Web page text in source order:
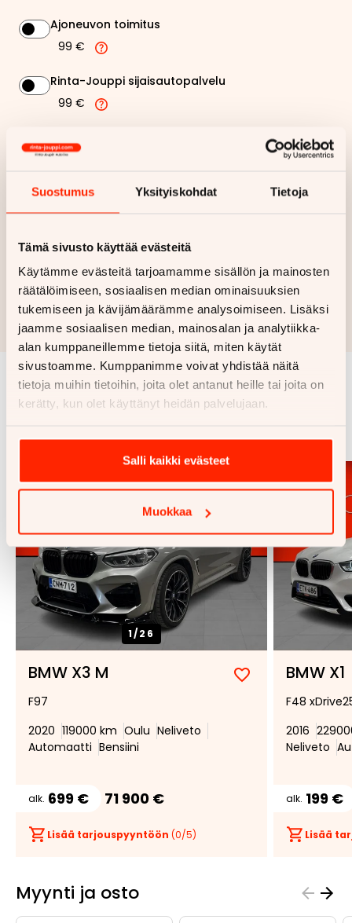
Suostumus Yksityiskohdat Tietoja
Tämä sivusto käyttää evästeitä
Käytämme evästeitä tarjoamamme sisällön ja mainosten
räätälöimiseen, sosiaalisen median ominaisuuksien
tukemiseen ja kävijämäärämme analysoimiseen. Lisäksi
jaamme sosiaalisen median, mainosalan ja analytiikka-
alan kumppaneillemme tietoja siitä, miten käytät
sivustoamme. Kumppanimme voivat yhdistää näitä
tietoja muihin tietoihin, joita olet antanut heille tai joita on
kerätty, kun olet käyttänyt heidän palvelujaan.
Salli kaikki evästeet
Muokkaa
Ajoneuvon toimitus
99 €
Rinta-Jouppi sijaisautopalvelu
99 €
204,40 €
Näytähintaerittely
Hae rahoitustarjous
Rahoituslaskelma on suuntaa antava ja edellyttää hyväksytyn
luottopäätöksen ja kaskovakuutuksen.
Samankaltaisia ajoneuvoja
1/26
BMW X3 M
Lisää
suosikiksi
Poista
suosikeista
F97
2020 119000 km Oulu Neliveto
Automaatti Bensiini
alk. 699 € 71 900 €
Lisää tarjouspyyntöön (0/5)
BMW X1
F48
2016
Neliveto
alk. 199 €
Lisää
Myynti ja osto